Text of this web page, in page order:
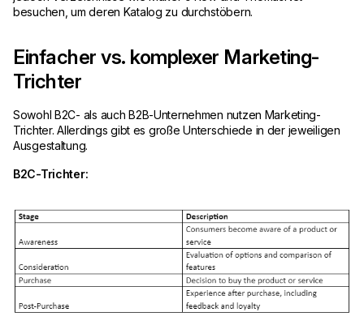
besuchen, um deren Katalog zu durchstöbern.
Einfacher vs. komplexer Marketing-
Trichter
Sowohl B2C- als auch B2B-Unternehmen nutzen Marketing-
Trichter. Allerdings gibt es große Unterschiede in der jeweiligen
Ausgestaltung.
B2C-Trichter: